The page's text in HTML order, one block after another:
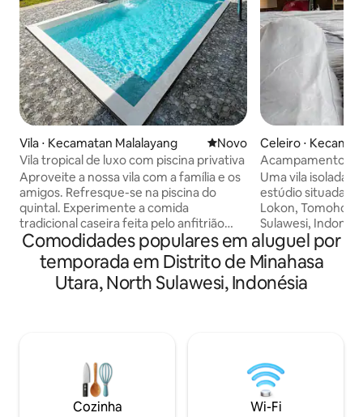
Vila ⋅ Kecamatan Malalayang Novo lugar para ficar
Novo
Vila tropical de luxo com piscina privativa
Aproveite a nossa vila com a família e os
amigos. Refresque-se na piscina do
quintal. Experimente a comida
tradicional caseira feita pelo anfitrião
local. Descanse confortavelmente na
espaçosa sala de estar e relaxe com seu
programa favorito da Netflix. 3 quartos,
cada um com seu banheiro privativo. 1
conveniente se você tiver dúvidas sobre
a vila ou até mesmo para planejar um dia
Celeiro ⋅
ara
Acampamento
Uma vila isolada
estúdio situada
Lokon, Tomohon
Sulawesi,
adequado para
que procuram a
refúgio de fuga. "A grande diversão é,
fazer churrasco
uma vista única
dá uma sensação
e estadia
Comodidades populares em aluguel por
temporada em Distrito de Minahasa
Utara, North Sulawesi, Indonésia
Cozinha Wi-Fi